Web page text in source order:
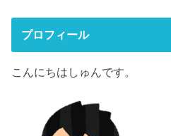
プロフィール
こんにちはしゅんです。